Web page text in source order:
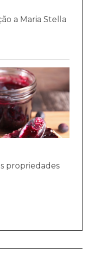
a Maria Stella
propriedades